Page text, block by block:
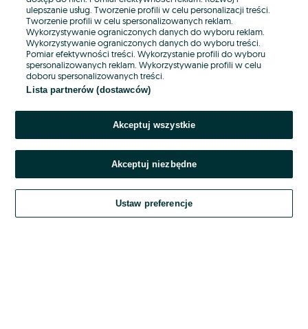
Hasło
Nie pamiętasz hasła?
Zaloguj się
Kontynuując za pośrednictwem jednego z dostawców wskazanych powyżej,
Regulamin serwisu OLX.pl w jego aktualnym brzmieniu.
ulepszanie usług. Tworzenie profili w celu personalizacji treści.
Tworzenie profili w celu spersonalizowanych reklam.
Wykorzystywanie ograniczonych danych do wyboru reklam.
Wykorzystywanie ograniczonych danych do wyboru treści.
Pomiar efektywności treści. Wykorzystanie profili do wyboru
spersonalizowanych reklam. Wykorzystywanie profili w celu
doboru spersonalizowanych treści.
Lista partnerów (dostawców)
Akceptuj wszystkie
Akceptuj niezbędne
Ustaw preferencje